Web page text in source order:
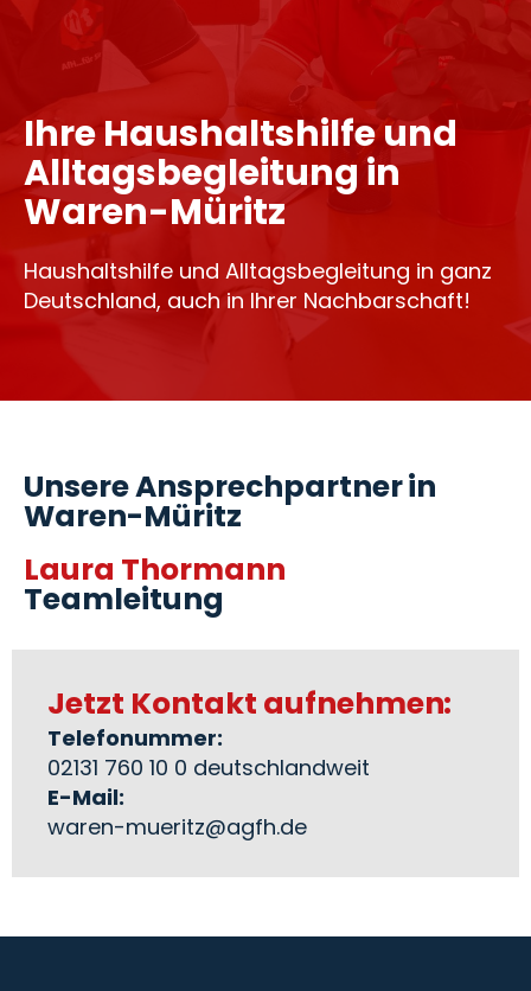
Ihre Haushaltshilfe und
Alltagsbegleitung in
Waren-Müritz
Haushaltshilfe und Alltagsbegleitung in ganz
Deutschland, auch in Ihrer Nachbarschaft!
Unsere Ansprechpartner in
Waren-Müritz
Laura Thormann
Teamleitung
Jetzt Kontakt aufnehmen:
Telefonummer:
02131 760 10 0 deutschlandweit
E-Mail:
waren-mueritz@agfh.de